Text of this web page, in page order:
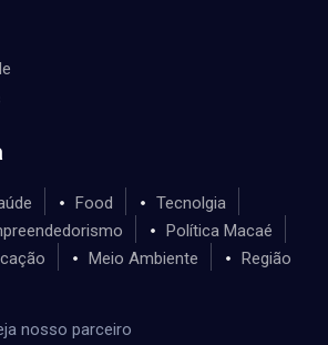
Food
Tecnolgia
Política Macaé
Meio Ambiente Região
nosso parceiro